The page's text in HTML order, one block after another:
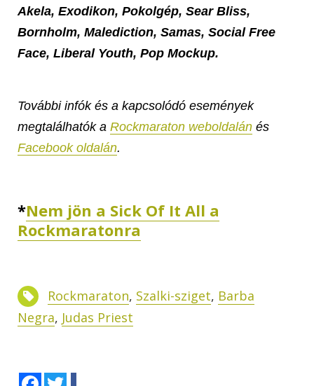
Akela, Exodikon, Pokolgép, Sear Bliss,
Bornholm, Malediction, Samas, Social Free
Face, Liberal Youth, Pop Mockup.
További infók és a kapcsolódó események
megtalálhatók a Rockmaraton weboldalán és
Facebook oldalán.
*Nem jön a Sick Of It All a
Rockmaratonra
Rockmaraton, Szalki-sziget, Barba
Negra, Judas Priest
Facebook